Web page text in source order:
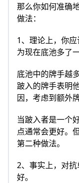
那么你如何准确
做法：
1、理论上，你
为现在底池多了
底池中的牌手越
跛入的牌手表明
因，考虑到额外
当跛入者是一个
点通常会更好。
第二种做法。
2、事实上，对
好。